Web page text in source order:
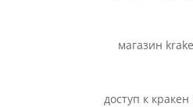
магазин
доступ к